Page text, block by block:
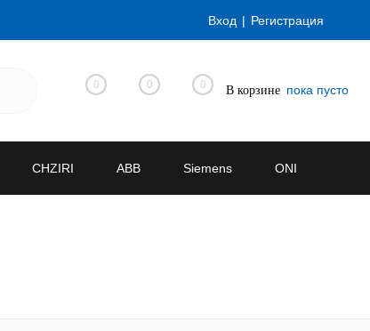
Вход Регистрация
0 0 0 В корзине пока пусто
CHZIRI ABB Siemens ONI